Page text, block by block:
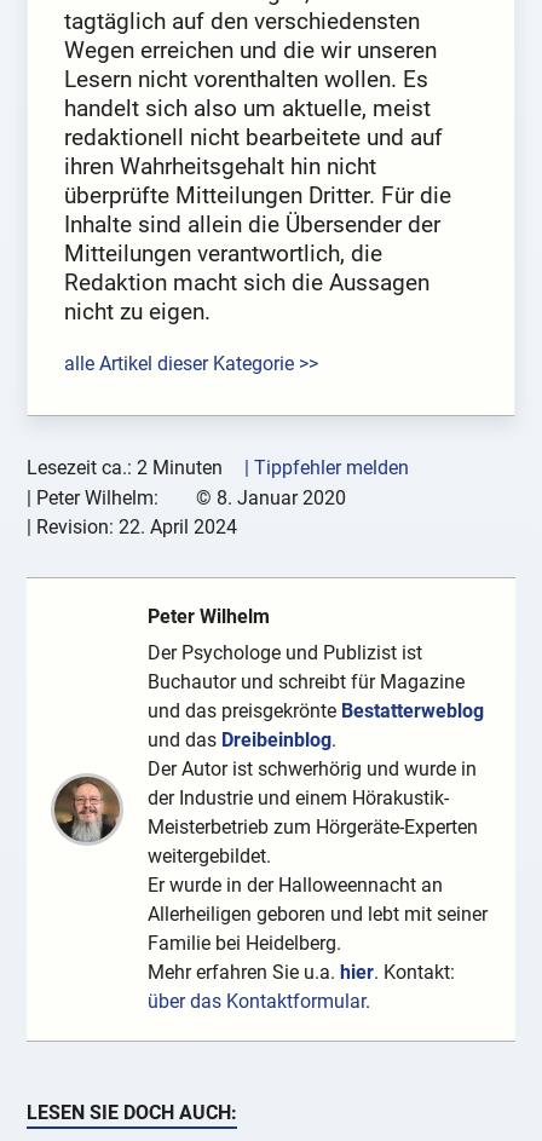
tagtäglich auf den verschiedensten
Wegen erreichen und die wir unseren
Lesern nicht vorenthalten wollen. Es
handelt sich also um aktuelle, meist
redaktionell nicht bearbeitete und auf
ihren Wahrheitsgehalt hin nicht
überprüfte Mitteilungen Dritter. Für die
Inhalte sind allein die Übersender der
Mitteilungen verantwortlich, die
Redaktion macht sich die Aussagen
nicht zu eigen.
alle Artikel dieser Kategorie >>
Lesezeit ca.: 2 Minuten
| Tippfehler melden
Peter Wilhelm: © 8. Januar 2020
| Revision:22. April 2024
Peter Wilhelm
Der Psychologe und Publizist ist
Buchautor und schreibt für Magazine
und das preisgekrönte Bestatterweblog
und das Dreibeinblog.
Der Autor ist schwerhörig und wurde in
der Industrie und einem Hörakustik-
Meisterbetrieb zum Hörgeräte-Experten
weitergebildet.
Er wurde in der Halloweennacht an
Allerheiligen geboren und lebt mit seiner
Familie bei Heidelberg.
Mehr erfahren Sie u.a. hier. Kontakt:
über das Kontaktformular.
LESEN SIE DOCH AUCH: